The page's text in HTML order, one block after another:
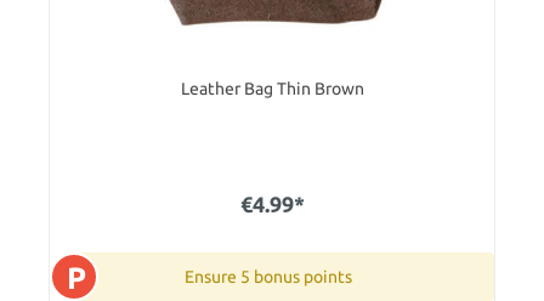
Leather Bag Thin Brown
€4.99*
P Ensure 5 bonus points